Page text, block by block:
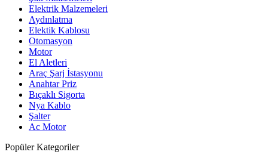
Elektrik Malzemeleri
Aydınlatma
Elektik Kablosu
Otomasyon
Motor
El Aletleri
Araç Şarj İstasyonu
Anahtar Priz
Bıçaklı Sigorta
Nya Kablo
Şalter
Ac Motor
Popüler Kategoriler